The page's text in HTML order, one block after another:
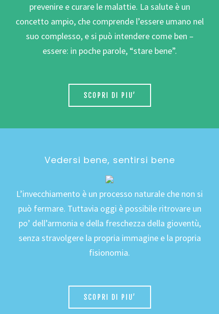
prevenire e curare le malattie. La salute è un
concetto ampio, che comprende l’essere umano nel
suo complesso, e si può intendere come ben –
essere: in poche parole, “stare bene”.
SCOPRI DI PIU’
Vedersi bene, sentirsi bene
L’invecchiamento è un processo naturale che non si
può fermare. Tuttavia oggi è possibile ritrovare un
po’ dell’armonia e della freschezza della gioventù,
senza stravolgere la propria immagine e la propria
fisionomia.
SCOPRI DI PIU’